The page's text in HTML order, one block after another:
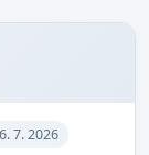
7. 2026